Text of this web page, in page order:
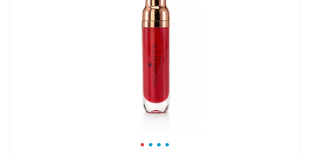
• • • •